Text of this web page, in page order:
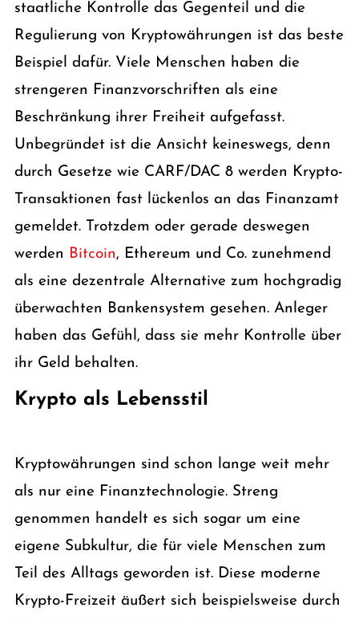
staatliche Kontrolle das Gegenteil und die
Regulierung von Kryptowährungen ist das beste
Beispiel dafür. Viele Menschen haben die
strengeren Finanzvorschriften als eine
Beschränkung ihrer Freiheit aufgefasst.
Unbegründet ist die Ansicht keineswegs, denn
durch Gesetze wie CARF/DAC 8 werden Krypto-
Transaktionen fast lückenlos an das Finanzamt
gemeldet. Trotzdem oder gerade deswegen
werden Bitcoin, Ethereum und Co. zunehmend
als eine dezentrale Alternative zum hochgradig
überwachten Bankensystem gesehen. Anleger
haben das Gefühl, dass sie mehr Kontrolle über
ihr Geld behalten.
Krypto als Lebensstil
Kryptowährungen sind schon lange weit mehr
als nur eine Finanztechnologie. Streng
genommen handelt es sich sogar um eine
eigene Subkultur, die für viele Menschen zum
Teil des Alltags geworden ist. Diese moderne
Krypto-Freizeit äußert sich beispielsweise durch